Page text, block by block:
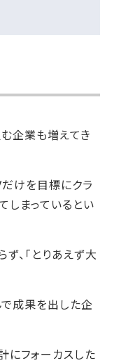
企業も増えてき
けを目標にクラ
しまっているとい
、「とりあえず大
で成果を出した企
にフォーカスした